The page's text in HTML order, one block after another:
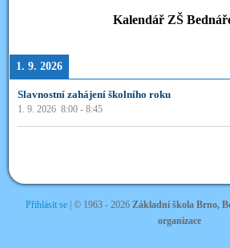
Kalendář ZŠ
1. 9. 2026
Slavnostní zahájení školního roku
1. 9. 2026 8:00 -8:45
Přihlásit se| © 1963 - 2026 Základní škola Brno,
organizace